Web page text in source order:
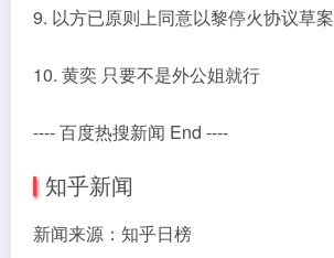
9. 以方已原则上同意以黎停火协议草案
10. 黄奕 只要不是外公姐就行
---- 百度热搜新闻 End ----
知乎新闻
新闻来源：知乎日榜